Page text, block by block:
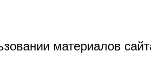
материалов